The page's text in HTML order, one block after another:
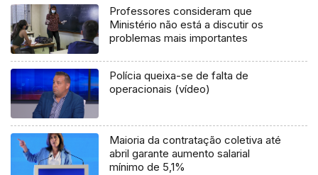
Professores consideram que
Ministério não está a discutir os
problemas mais importantes
Polícia queixa-se de falta de
operacionais (vídeo)
Maioria da contratação coletiva até
abril garante aumento salarial
mínimo de 5,1%